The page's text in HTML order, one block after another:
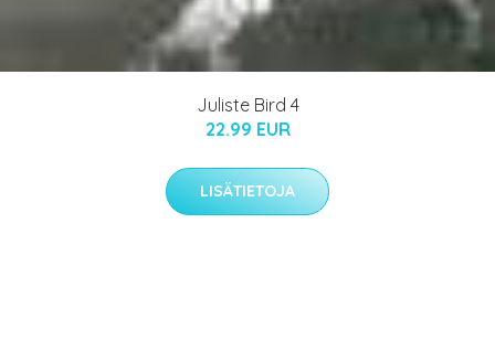
Juliste Bird 4
22.99 EUR
LISÄTIETOJA